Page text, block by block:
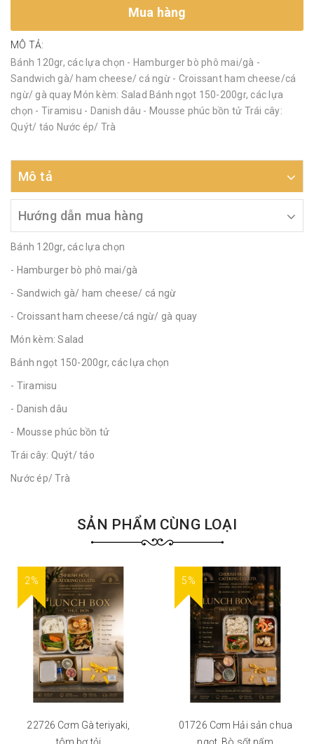
Mua hàng
MÔ TẢ:
Bánh 120gr, các lựa chọn - Hamburger bò phô mai/gà -
Sandwich gà/ ham cheese/ cá ngừ - Croissant ham cheese/cá
ngừ/ gà quay Món kèm: Salad Bánh ngọt 150-200gr, các lựa
chọn - Tiramisu - Danish dâu - Mousse phúc bồn tử Trái cây:
Quýt/ táo Nước ép/ Trà
Mô tả
Hướng dẫn mua hàng
Bánh 120gr, các lựa chọn
- Hamburger bò phô mai/gà
- Sandwich gà/ ham cheese/ cá ngừ
- Croissant ham cheese/cá ngừ/ gà quay
Món kèm: Salad
Bánh ngọt 150-200gr, các lựa chọn
- Tiramisu
- Danish dâu
- Mousse phúc bồn tử
Trái cây: Quýt/ táo
Nước ép/ Trà
SẢN PHẨM CÙNG LOẠI
2%
22726 Cơm Gà teriyaki,
5%
01726 Cơm Hải sản chua